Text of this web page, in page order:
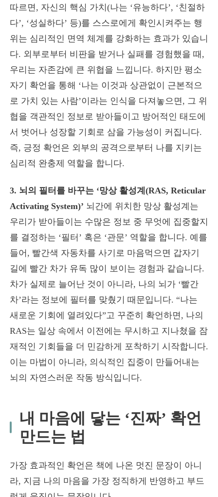
따르면, 자신의 핵심 가치(나는 ‘유능하다’, ‘친절하
다’, ‘성실하다’ 등)를 스스로에게 확인시켜주는 행
위는 심리적인 면역 체계를 강화하는 효과가 있습니
다. 외부로부터 비판을 받거나 실패를 경험했을 때,
우리는 자존감에 큰 위협을 느낍니다. 하지만 평소
자기 확언을 통해 ‘나는 이것과 상관없이 근본적으
로 가치 있는 사람’이라는 인식을 다져놓으면, 그 위
협을 객관적인 정보로 받아들이고 방어적인 태도에
서 벗어나 성장할 기회로 삼을 가능성이 커집니다.
즉, 긍정 확언은 외부의 공격으로부터 나를 지키는
심리적 완충제 역할을 합니다.
3. 뇌의 필터를 바꾸는 ‘망상 활성계(RAS, Reticular
Activating System)’ 뇌간에 위치한 망상 활성계는
우리가 받아들이는 수많은 정보 중 무엇에 집중할지
를 결정하는 ‘필터’ 혹은 ‘관문’ 역할을 합니다. 예를
들어, 빨간색 자동차를 사기로 마음먹으면 갑자기
길에 빨간 차가 유독 많이 보이는 경험과 같습니다.
차가 실제로 늘어난 것이 아니라, 나의 뇌가 ‘빨간
차’라는 정보에 필터를 맞췄기 때문입니다. “나는
새로운 기회에 열려있다”고 꾸준히 확언하면, 나의
RAS는 일상 속에서 이전에는 무시하고 지나쳤을 잠
재적인 기회들을 더 민감하게 포착하기 시작합니다.
이는 마법이 아니라, 의식적인 집중이 만들어내는
뇌의 자연스러운 작동 방식입니다.
내 마음에 닿는 ‘진짜’ 확언
만드는 법
가장 효과적인 확언은 책에 나온 멋진 문장이 아니
라, 지금 나의 마음을 가장 정직하게 반영하고 부드